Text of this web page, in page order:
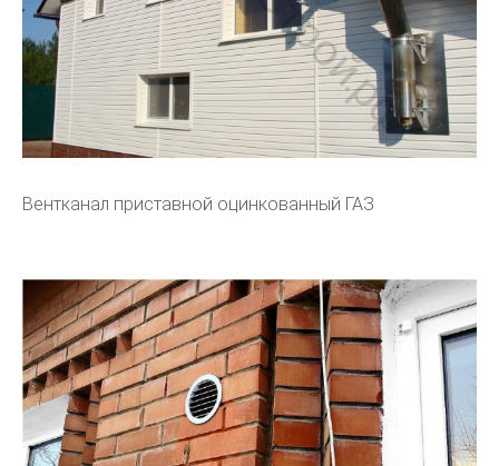
Вентканал приставной оцинкованный ГАЗ